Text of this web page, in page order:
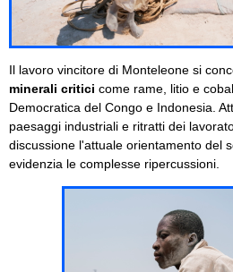
Il lavoro vincitore di Monteleone si
minerali critici come rame, litio e
Democratica del Congo e Indonesia.
paesaggi industriali e ritratti dei
discussione l'attuale orientamento del
evidenzia le complesse ripercussioni.